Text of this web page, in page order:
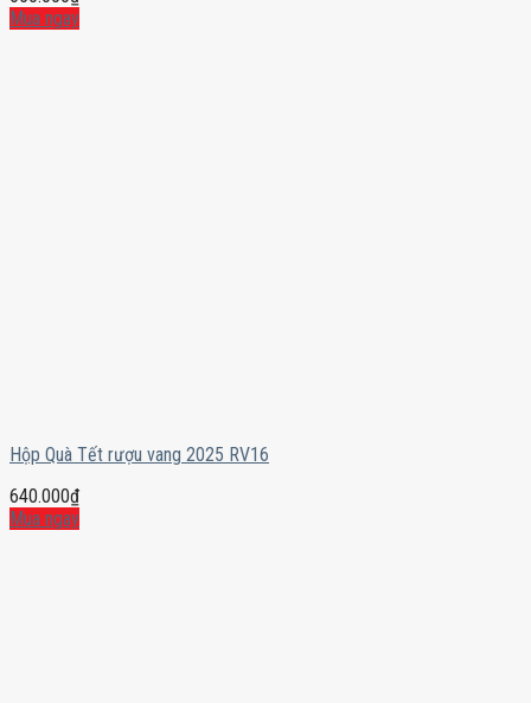
Mua ngay
Hộp Quà Tết rượu vang 2025 RV16
640.000₫
Mua ngay